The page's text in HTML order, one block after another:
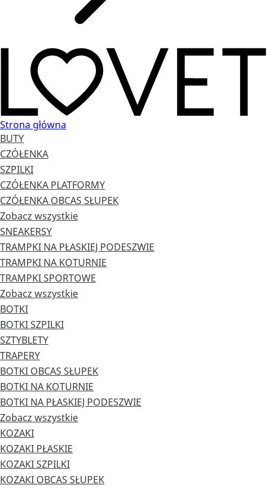
Strona główna
BUTY
CZÓŁENKA
SZPILKI
CZÓŁENKA PLATFORMY
CZÓŁENKA OBCAS SŁUPEK
Zobacz wszystkie
SNEAKERSY
TRAMPKI NA PŁASKIEJ PODESZWIE
TRAMPKI NA KOTURNIE
TRAMPKI SPORTOWE
Zobacz wszystkie
BOTKI
BOTKI SZPILKI
SZTYBLETY
TRAPERY
BOTKI OBCAS SŁUPEK
BOTKI NA KOTURNIE
BOTKI NA PŁASKIEJ PODESZWIE
Zobacz wszystkie
KOZAKI
KOZAKI PŁASKIE
KOZAKI SZPILKI
KOZAKI OBCAS SŁUPEK